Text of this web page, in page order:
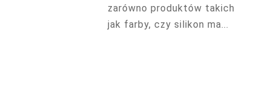
zarówno produktów takich
jak farby, czy silikon ma...